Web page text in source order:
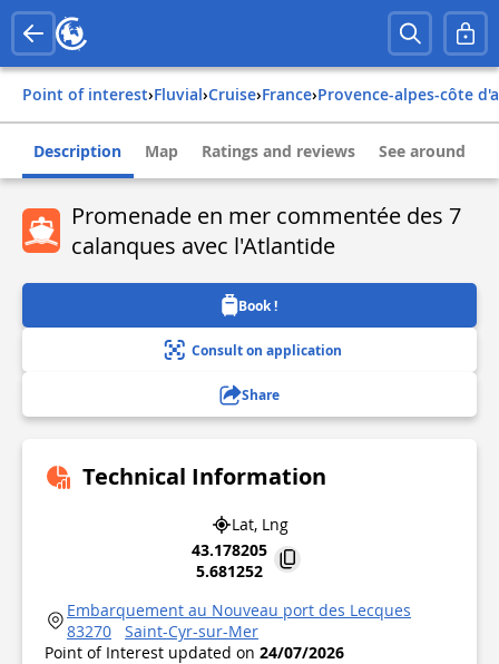
Point of interest› Fluvial› Cruise› france› provence-alpes-côte
Description Map Ratings and reviews See around
Promenade en mer commentée des 7
calanques avec l'Atlantide
Book !
Consult on application
Share
Technical Information
Lat, Lng
43.178205
5.681252
Embarquement au Nouveau port des Lecques
83270
Saint-Cyr-sur-Mer
Point of Interest updated on 24/07/2026